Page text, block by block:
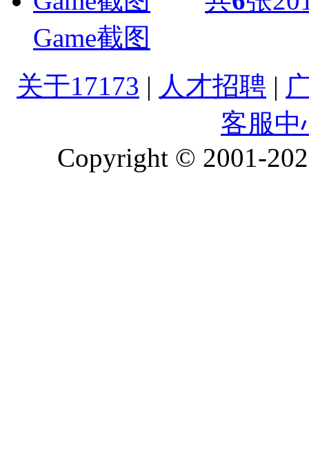
Game截图
关于17173 | 人才招聘 |
客服中
Copyright © 2001-